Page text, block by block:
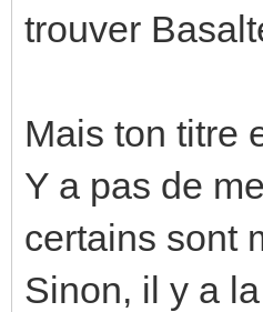
trouver
Mais ton titre
Y a pas de
certains sont
Sinon, il y a